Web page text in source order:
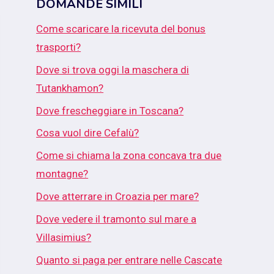
DOMANDE SIMILI
Come scaricare la ricevuta del bonus
trasporti?
Dove si trova oggi la maschera di
Tutankhamon?
Dove frescheggiare in Toscana?
Cosa vuol dire Cefalù?
Come si chiama la zona concava tra due
montagne?
Dove atterrare in Croazia per mare?
Dove vedere il tramonto sul mare a
Villasimius?
Quanto si paga per entrare nelle Cascate